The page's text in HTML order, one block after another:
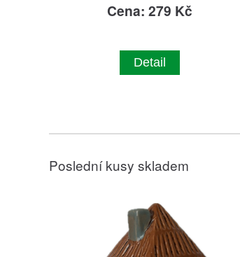
Cena: 279 Kč
Detail
Poslední kusy skladem